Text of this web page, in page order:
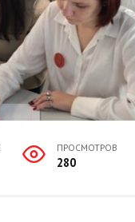
ПРОСМОТРОВ
280